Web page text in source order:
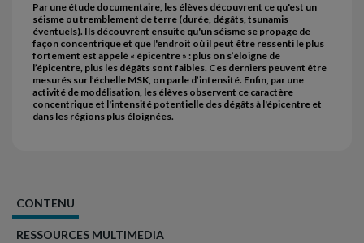
Par une étude documentaire, les élèves découvrent ce qu'est un
séisme ou tremblement de terre (durée, dégâts, tsunamis
éventuels). Ils découvrent ensuite qu'un séisme se propage de
façon concentrique et que l'endroit où il peut être ressenti le plus
fortement est appelé « épicentre » : plus on s’éloigne de
l’épicentre, plus les dégâts sont faibles. Ces derniers peuvent être
mesurés sur l’échelle MSK, on parle d’intensité. Enfin, par une
activité de modélisation, les élèves observent ce caractère
concentrique et l'intensité potentielle des dégâts à l'épicentre et
dans les régions plus éloignées.
CONTENU
RESSOURCES MULTIMEDIA